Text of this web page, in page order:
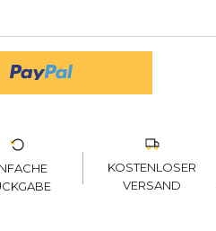
KOSTENLOSER
VERSAND